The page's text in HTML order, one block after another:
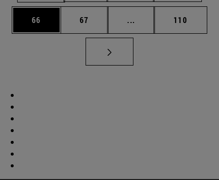
Página
66 Página
67 ... Páginas intermedias
Página
110